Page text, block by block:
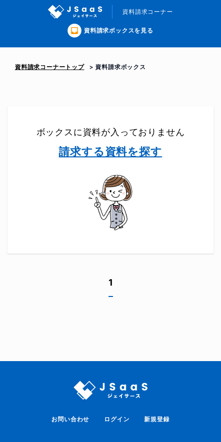
資料請求コーナー
資料請求ボックスを見る
資料請求コーナートップ 資料請求ボックス
ボックスに資料が入っておりません
請求する資料を探す
1
お問い合わせ ログイン 新規登録